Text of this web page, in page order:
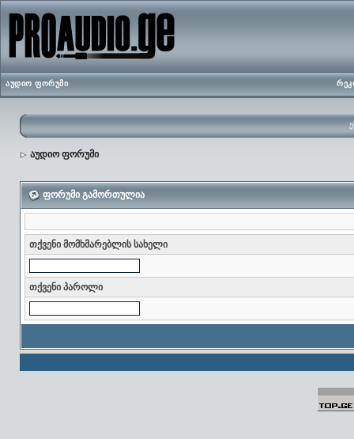
აუდიო ფორუმი
აუდიო ფორუმი
ფორუმი გამორთულია
თქვენი მომხმარებლის სახელი
თქვენი პაროლი